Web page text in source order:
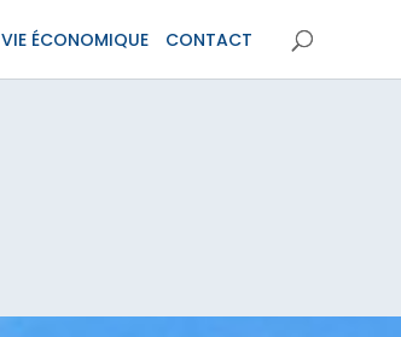
VIE ÉCONOMIQUE CONTACT